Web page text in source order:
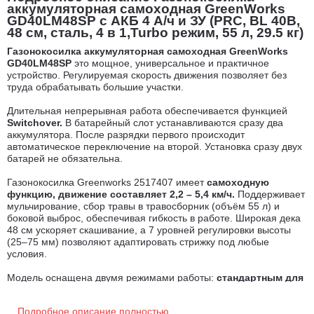
аккумуляторная самоходная GreenWorks
GD40LM48SP c АКБ 4 А/ч и ЗУ (PRC, BL 40В,
48 см, сталь, 4 в 1,Turbo режим, 55 л, 29.5 кг)
Газонокосилка аккумуляторная самоходная GreenWorks
GD40LM48SP это мощное, универсальное и практичное
устройство. Регулируемая скорость движения позволяет без
труда обрабатывать большие участки.
Длительная непрерывная работа обеспечивается функцией
Switchover. В батарейный слот устанавливаются сразу два
аккумулятора. После разрядки первого происходит
автоматическое переключение на второй. Установка сразу двух
батарей не обязательна.
Газонокосилка Greenworks 2517407 имеетсамоходную
функцию, движение составляет 2,2 – 5,4 км/ч. Поддерживает
мульчирование, сбор травы в травосборник (объём 55 л) и
боковой выброс, обеспечивая гибкость в работе. Широкая дека
48 см ускоряет скашивание, а 7 уровней регулировки высоты
(25–75 мм) позволяют адаптировать стрижку под любые
условия.
Модель оснащена двумя режимами работы: стандартным для
Подробное описание полностью